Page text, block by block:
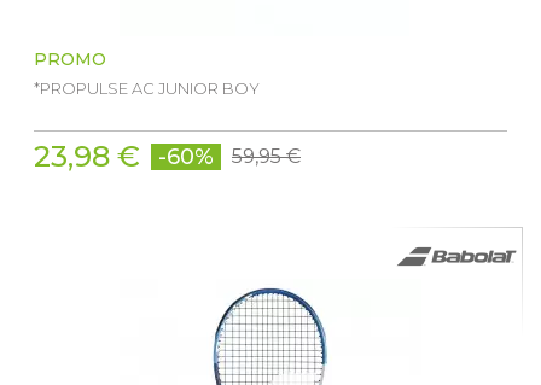
PROMO
*PROPULSE AC JUNIOR BOY
23,98 € -60% 59,95 €